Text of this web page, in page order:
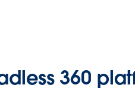
360